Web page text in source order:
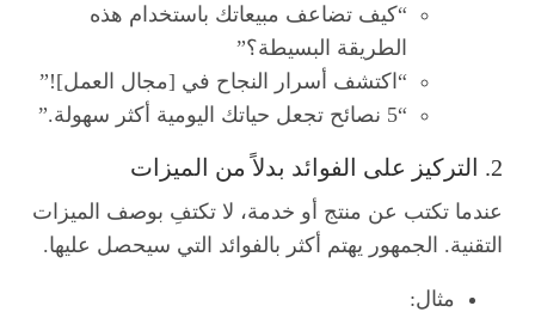
“كيف تضاعف مبيعاتك باستخدام هذه
الطريقة البسيطة؟”
“اكتشف أسرار النجاح في [مجال العمل]!”
“5 نصائح تجعل حياتك اليومية أكثر سهولة.”
2. التركيز على الفوائد بدلاً من الميزات
عندما تكتب عن منتج أو خدمة، لا تكتفِ بوصف الميزات
التقنية. الجمهور يهتم أكثر بالفوائد التي سيحصل عليها.
مثال: